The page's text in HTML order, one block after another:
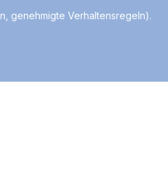
genehmigte Verhaltensregeln).